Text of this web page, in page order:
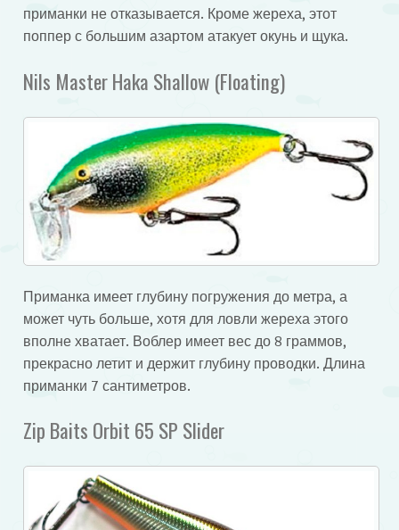
приманки не отказывается. Кроме жереха, этот
поппер с большим азартом атакует окунь и щука.
Nils Master Haka Shallow (Floating)
Приманка имеет глубину погружения до метра, а
может чуть больше, хотя для ловли жереха этого
вполне хватает. Воблер имеет вес до 8 граммов,
прекрасно летит и держит глубину проводки. Длина
приманки 7 сантиметров.
Zip Baits Orbit 65 SP Slider